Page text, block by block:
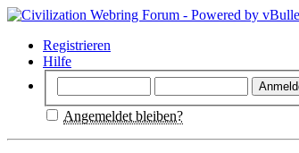
Registrieren
Hilfe
Angemeldet bleiben?